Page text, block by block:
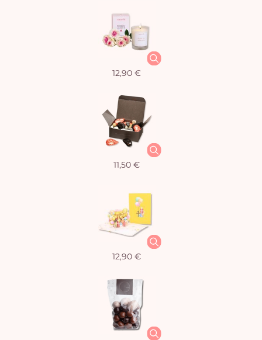
12,90 €
11,50 €
12,90 €